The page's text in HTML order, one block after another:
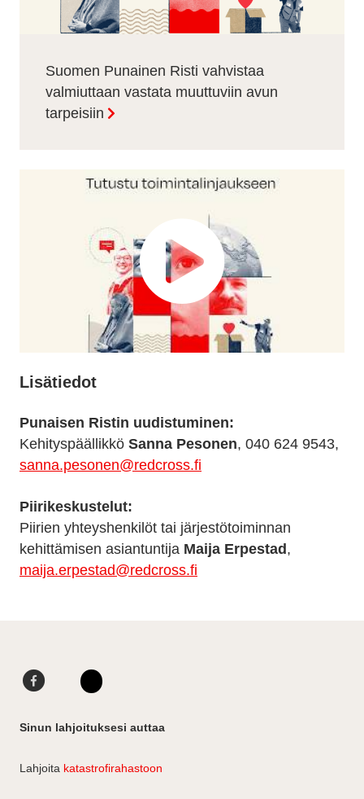
Suomen Punainen Risti vahvistaa
valmiuttaan vastata muuttuviin avun
tarpeisiin
Lisätiedot
Punaisen Ristin uudistuminen:
Kehityspäällikkö Sanna Pesonen, 040 624 9543,
sanna.pesonen@redcross.fi
Piirikeskustelut:
Piirien yhteyshenkilöt tai järjestötoiminnan
kehittämisen asiantuntija Maija Erpestad ,
maija.erpestad@redcross.fi
b
n
t
e
Sinun lahjoituksesi auttaa
Lahjoita katastrofirahastoon